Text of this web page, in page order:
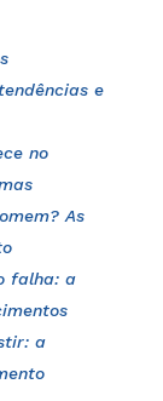
e
no
As
falha: a
a